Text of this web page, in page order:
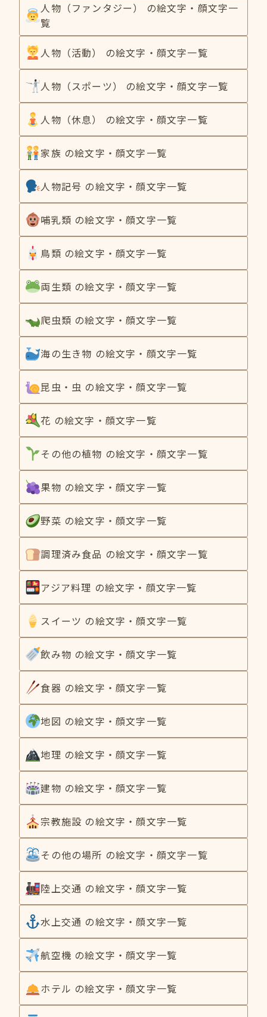
人物（ファンタジー） の絵文字・顔文字一
覧
人物（活動） の絵文字・顔文字一覧
人物（スポーツ） の絵文字・顔文字一覧
人物（休息） の絵文字・顔文字一覧
家族 の絵文字・顔文字一覧
人物記号 の絵文字・顔文字一覧
哺乳類 の絵文字・顔文字一覧
鳥類 の絵文字・顔文字一覧
両生類 の絵文字・顔文字一覧
爬虫類 の絵文字・顔文字一覧
海の生き物 の絵文字・顔文字一覧
昆虫・虫 の絵文字・顔文字一覧
花 の絵文字・顔文字一覧
その他の植物 の絵文字・顔文字一覧
果物 の絵文字・顔文字一覧
野菜 の絵文字・顔文字一覧
調理済み食品 の絵文字・顔文字一覧
アジア料理 の絵文字・顔文字一覧
スイーツ の絵文字・顔文字一覧
飲み物 の絵文字・顔文字一覧
食器 の絵文字・顔文字一覧
地図 の絵文字・顔文字一覧
地理 の絵文字・顔文字一覧
建物 の絵文字・顔文字一覧
宗教施設 の絵文字・顔文字一覧
その他の場所 の絵文字・顔文字一覧
陸上交通 の絵文字・顔文字一覧
水上交通 の絵文字・顔文字一覧
航空機 の絵文字・顔文字一覧
ホテル の絵文字・顔文字一覧